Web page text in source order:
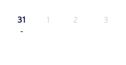
31
-
1 2 3